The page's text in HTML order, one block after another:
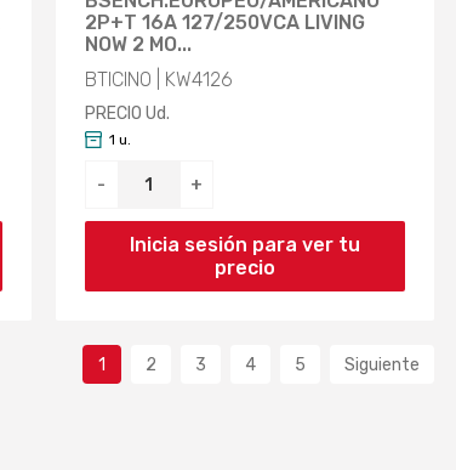
2P+T 16A 127/250VCA LIVING
NOW 2 MO...
BTICINO | KW4126
PRECIO Ud.
- +
1 u.
Inicia sesión para ver tu
precio
1 2 3 4 5 Siguiente